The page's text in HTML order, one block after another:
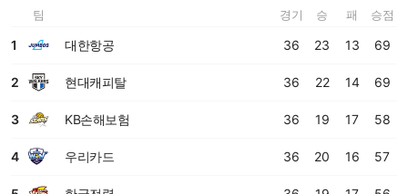
팀 경기 승 패 승점
1 대한항공 36 23 13 69
2 현대캐피탈 36 22 14 69
3 KB손해보험 36 19 17 58
4 우리카드 36 20 16 57